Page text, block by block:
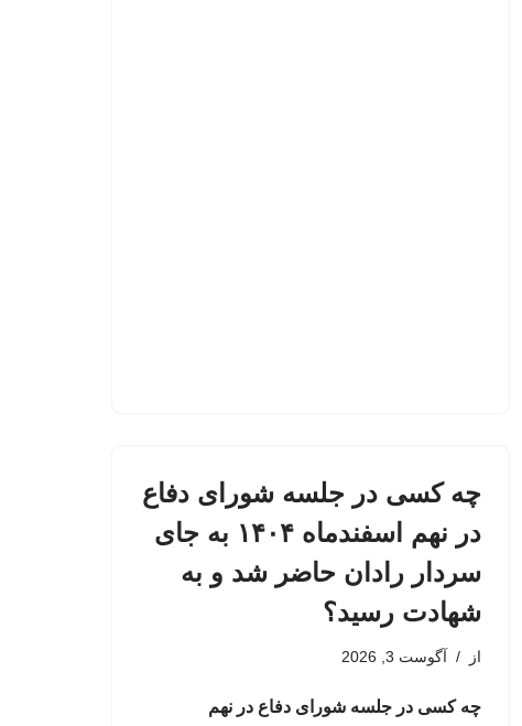
چه کسی در جلسه شورای دفاع
در نهم اسفندماه ۱۴۰۴ به جای
سردار رادان حاضر شد و به
شهادت رسید؟
از آگوست 3, 2026
چه کسی در جلسه شورای دفاع در نهم